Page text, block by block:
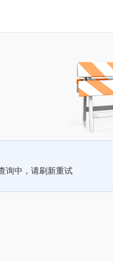
询中，请刷新重试